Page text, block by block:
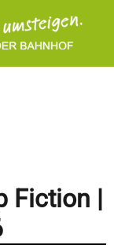
Fiction |